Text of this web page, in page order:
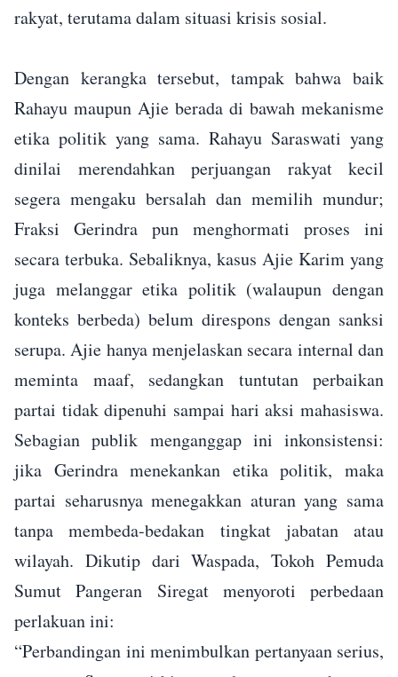
rakyat, terutama dalam situasi krisis sosial.
Dengan kerangka tersebut, tampak bahwa baik
Rahayu maupun Ajie berada di bawah mekanisme
etika politik yang sama. Rahayu Saraswati yang
dinilai merendahkan perjuangan rakyat kecil
segera mengaku bersalah dan memilih mundur;
Fraksi Gerindra pun menghormati proses ini
secara terbuka. Sebaliknya, kasus Ajie Karim yang
juga melanggar etika politik (walaupun dengan
konteks berbeda) belum direspons dengan sanksi
serupa. Ajie hanya menjelaskan secara internal dan
meminta maaf, sedangkan tuntutan perbaikan
partai tidak dipenuhi sampai hari aksi mahasiswa.
Sebagian publik menganggap ini inkonsistensi:
jika Gerindra menekankan etika politik, maka
partai seharusnya menegakkan aturan yang sama
tanpa membeda-bedakan tingkat jabatan atau
wilayah. Dikutip dari Waspada, Tokoh Pemuda
Sumut Pangeran Siregat menyoroti perbedaan
perlakuan ini:
“Perbandingan ini menimbulkan pertanyaan serius,